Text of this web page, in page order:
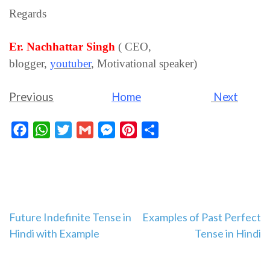
Regards
Er. Nachhattar Singh ( CEO,
blogger, youtuber, Motivational speaker)
Previous Home Next
FacebookWhatsAppTwitterGmail MessengerPinterest
Post
navigation
Future Indefinite Tense in
Hindi with Example
Examples of Past Perfect
Tense in Hindi